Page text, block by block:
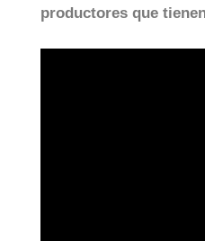
productores que